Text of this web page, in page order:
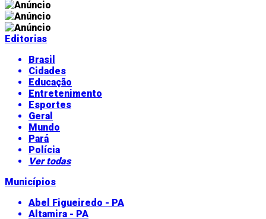
Editorias
Brasil
Cidades
Educação
Entretenimento
Esportes
Geral
Mundo
Pará
Polícia
Ver todas
Municípios
Abel Figueiredo - PA
Altamira - PA